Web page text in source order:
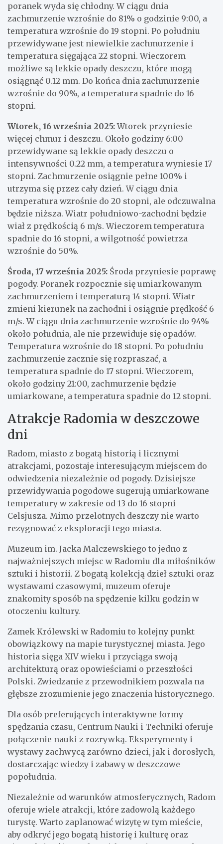
poranek wyda się chłodny. W ciągu dnia
zachmurzenie wzrośnie do 81% o godzinie 9:00, a
temperatura wzrośnie do 19 stopni. Po południu
przewidywane jest niewielkie zachmurzenie i
temperatura sięgająca 22 stopni. Wieczorem
możliwe są lekkie opady deszczu, które mogą
osiągnąć 0.12 mm. Do końca dnia zachmurzenie
wzrośnie do 90%, a temperatura spadnie do 16
stopni.
Wtorek, 16 września 2025:Wtorek przyniesie
więcej chmur i deszczu. Około godziny 6:00
przewidywane są lekkie opady deszczu o
intensywności 0.22 mm, a temperatura wyniesie 17
stopni. Zachmurzenie osiągnie pełne 100% i
utrzyma się przez cały dzień. W ciągu dnia
temperatura wzrośnie do 20 stopni, ale odczuwalna
będzie niższa. Wiatr południowo-zachodni będzie
wiał z prędkością 6 m/s. Wieczorem temperatura
spadnie do 16 stopni, a wilgotność powietrza
wzrośnie do 50%.
Środa, 17 września 2025: Środa przyniesie poprawę
pogody. Poranek rozpocznie się umiarkowanym
zachmurzeniem i temperaturą 14 stopni. Wiatr
zmieni kierunek na zachodni i osiągnie prędkość 6
m/s. W ciągu dnia zachmurzenie wzrośnie do 94%
około południa, ale nie przewiduje się opadów.
Temperatura wzrośnie do 18 stopni. Po południu
zachmurzenie zacznie się rozpraszać, a
temperatura spadnie do 17 stopni. Wieczorem,
około godziny 21:00, zachmurzenie będzie
umiarkowane, a temperatura spadnie do 12 stopni.
Atrakcje Radomia w deszczowe
dni
Radom, miasto z bogatą historią i licznymi
atrakcjami, pozostaje interesującym miejscem do
odwiedzenia niezależnie od pogody. Dzisiejsze
przewidywania pogodowe sugerują umiarkowane
temperatury w zakresie od 13 do 16 stopni
Celsjusza. Mimo przelotnych deszczy nie warto
rezygnować z eksploracji tego miasta.
Muzeum im. Jacka Malczewskiego to jedno z
najważniejszych miejsc w Radomiu dla miłośników
sztuki i historii. Z bogatą kolekcją dzieł sztuki oraz
wystawami czasowymi, muzeum oferuje
znakomity sposób na spędzenie kilku godzin w
otoczeniu kultury.
Zamek Królewski w Radomiu to kolejny punkt
obowiązkowy na mapie turystycznej miasta. Jego
historia sięga XIV wieku i przyciąga swoją
architekturą oraz opowieściami o przeszłości
Polski. Zwiedzanie z przewodnikiem pozwala na
głębsze zrozumienie jego znaczenia historycznego.
Dla osób preferujących interaktywne formy
spędzania czasu, Centrum Nauki i Techniki oferuje
połączenie nauki z rozrywką. Eksperymenty i
wystawy zachwycą zarówno dzieci, jak i dorosłych,
dostarczając wiedzy i zabawy w deszczowe
popołudnia.
Niezależnie od warunków atmosferycznych, Radom
oferuje wiele atrakcji, które zadowolą każdego
turystę. Warto zaplanować wizytę w tym mieście,
aby odkryć jego bogatą historię i kulturę oraz